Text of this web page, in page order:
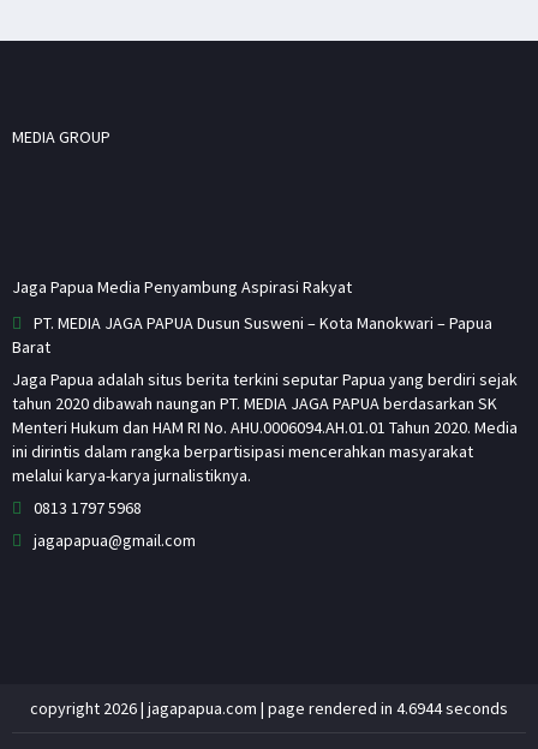
MEDIA GROUP
Jaga Papua Media Penyambung Aspirasi Rakyat
PT. MEDIA JAGA PAPUA Dusun Susweni – Kota Manokwari – Papua
Barat
Jaga Papua adalah situs berita terkini seputar Papua yang berdiri sejak
tahun 2020 dibawah naungan PT. MEDIA JAGA PAPUA berdasarkan SK
Menteri Hukum dan HAM RI No. AHU.0006094.AH.01.01 Tahun 2020. Media
ini dirintis dalam rangka berpartisipasi mencerahkan masyarakat
melalui karya-karya jurnalistiknya.
0813 1797 5968
jagapapua@gmail.com
copyright 2026 | jagapapua.com | page rendered in 4.6944 seconds